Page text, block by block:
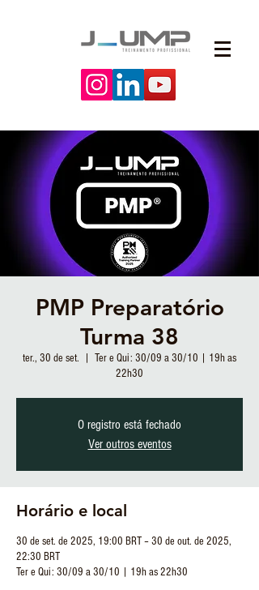
PMP Preparatório
Turma 38
ter., 30 de set.
Ter e Qui: 30/09 a 30/10 | 19h as
22h30
O registro está fechado
Ver outros eventos
Horário e local
30 de set. de 2025, 19:00 BRT – 30 de out. de 2025,
22:30 BRT
Ter e Qui: 30/09 a 30/10 | 19h as 22h30